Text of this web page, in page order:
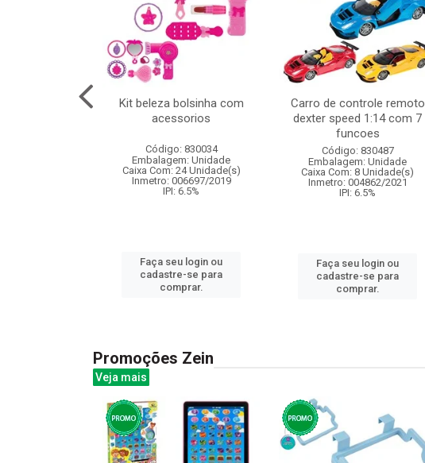
Kit beleza bolsinha com
acessorios
Código: 830034
Embalagem: Unidade
Caixa Com: 24 Unidade(s)
Inmetro: 006697/2019
IPI: 6.5%
Faça seu login ou
cadastre-se para
comprar.
Carro de controle remoto
dexter speed 1:14 com 7
funcoes
Código: 830487
Embalagem: Unidade
Caixa Com: 8 Unidade(s)
Inmetro: 004862/2021
IPI: 6.5%
Faça seu login ou
cadastre-se para
comprar.
Promoções Zein
Veja mais